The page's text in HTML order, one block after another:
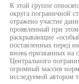
К этой группе
округа пограничной
отражено участие
проявленный при
раскрывающие
поставленных перед
вновь призванных на
Центрального
огромный массив
исследуемой автором